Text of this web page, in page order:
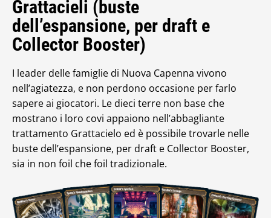
Grattacieli (buste
dell’espansione, per draft e
Collector Booster)
I leader delle famiglie di Nuova Capenna vivono
nell’agiatezza, e non perdono occasione per farlo
sapere ai giocatori. Le dieci terre non base che
mostrano i loro covi appaiono nell’abbagliante
trattamento Grattacielo ed è possibile trovarle nelle
buste dell’espansione, per draft e Collector Booster,
sia in non foil che foil tradizionale.